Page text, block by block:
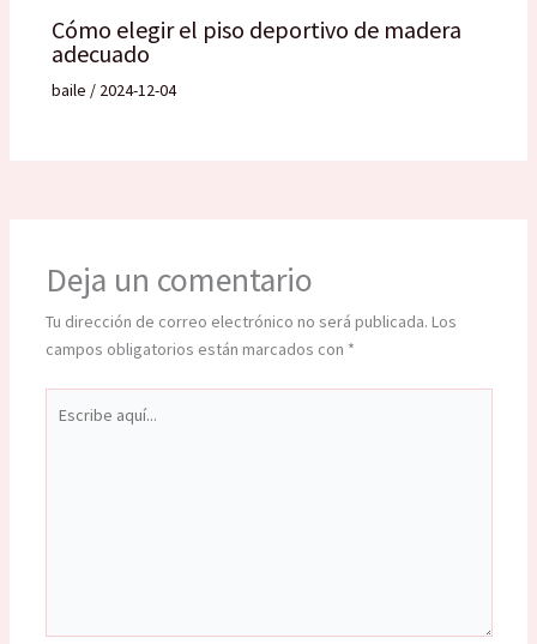
Cómo elegir el piso deportivo de madera
adecuado
baile / 2024-12-04
Deja un comentario
Tu dirección de correo electrónico no será publicada. Los
campos obligatorios están marcados con *
aquí...